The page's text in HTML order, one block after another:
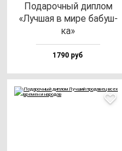
Пода­роч­ный дип­лом
«Луч­шая в ми­ре ба­буш­
ка»
1790 руб